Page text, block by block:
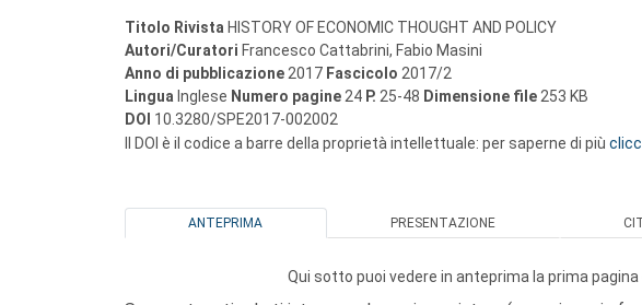
Titolo Rivista HISTORY OF ECONOMIC THOUGHT AND POLICY
Autori/Curatori Francesco Cattabrini, Fabio Masini
Anno di pubblicazione 2017 Fascicolo 2017/2
Lingua Inglese Numero pagine 24 P. 25-48 Dimensione file 253 KB
DOI 10.3280/SPE2017-002002
Il DOI è il codice a barre della proprietà intellettuale: per saperne di più
ANTEPRIMA PRESENTAZIONE
Qui sotto puoi vedere in anteprima la prima